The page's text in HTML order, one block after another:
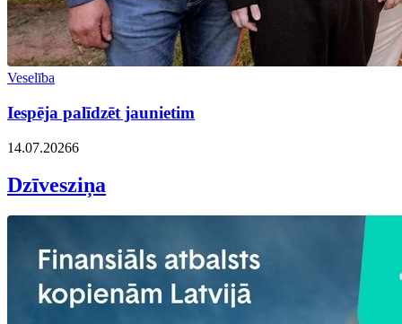
Veselība
Iespēja palīdzēt jaunietim
14.07.20266
Dzīvesziņa